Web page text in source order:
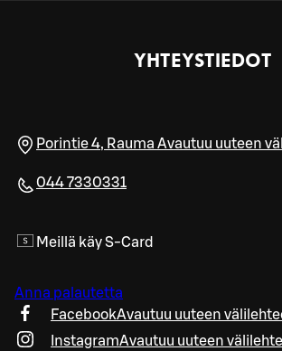
YHTEYSTIEDOT
Porintie 4, Rauma Avautuu uuteen
044 7330331
Meillä käy S-Card
Anna palautetta
FacebookAvautuu uuteen
InstagramAvautuu uuteen